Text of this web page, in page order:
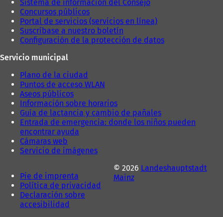
Sistema de información del Consejo
Concursos públicos
Portal de servicios (servicios en línea)
Suscríbase a nuestro boletín
Configuración de la protección de datos
Servicio municipal
Plano de la ciudad
Puntos de acceso WLAN
Aseos públicos
Información sobre horarios
Guía de lactancia y cambio de pañales
Entrada de emergencia: donde los niños pueden
encontrar ayuda
Cámaras web
Servicio de imágenes
Pie de imprenta
Política de privacidad
Declaración sobre
accesibilidad
© 2026 Landeshauptstadt
Mainz